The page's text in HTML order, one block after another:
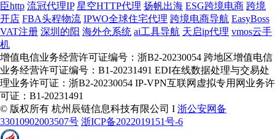
臣http 流冠代理IP 星空HTTP代理 扬帆出海 ESG跨境电商 跨境
开店 FBA头程物流 IPWO全球住宅代理 跨境电商导航 EasyBoss
VAT注册 深圳的阳 海外仓系统 ai工具导航 天启ip代理 vmos云手
机
增值电信业务经营许可证编号：浙B2-20230054 跨地区增值电信
业务经营许可证编号：B1-20231491 EDI在线数据处理与交易处
理业务许可证：浙B2-20230054 IP-VPN互联网虚拟专用网业务许
可证：B1-20231491
© 版权所有 杭州辰链信息科技有限公司 I 浙公安网备
33010902003507号 浙ICP备2022019151号-6